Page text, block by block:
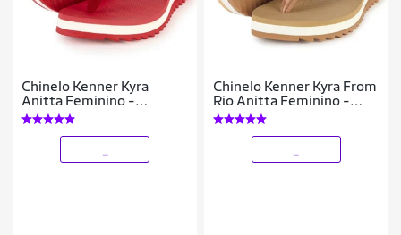
Chinelo Kenner Kyra
Anitta Feminino -
Vermelho - 39
Chinelo Kenner Kyra From
Rio Anitta Feminino -
Bege - 38